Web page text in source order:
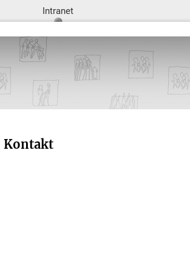
Intranet
Kontakt